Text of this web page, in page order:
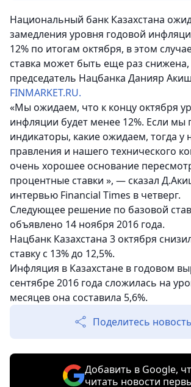
Национальный банк Казахстана
замедления уровня годовой
12% по итогам октября, в этом
ставка может быть еще раз снижена,
председатель Нацбанка Данияр
FINMARKET.RU.
«Мы ожидаем, что к концу октября
инфляции будет менее 12%. Если мы
индикаторы, какие ожидаем, тогда у
правления и нашего технического
очень хорошее основание
процентные ставки », — сказал
интервью Financial Times в четверг.
Следующее решение по базовой
объявлено 14 ноября 2016 года.
Нацбанк Казахстана 3 октября
ставку с 13% до 12,5%.
Инфляция в Казахстане в годовом
сентябре 2016 года сложилась на
месяцев она составила 5,6%.
Поделитесь
Добавить в Google,
читать новости